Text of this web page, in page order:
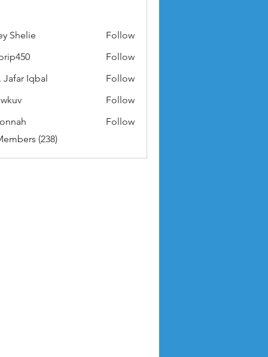
Shelie Follow
Follow
Jafar Iqbal
Follow
Follow
Follow
(238)